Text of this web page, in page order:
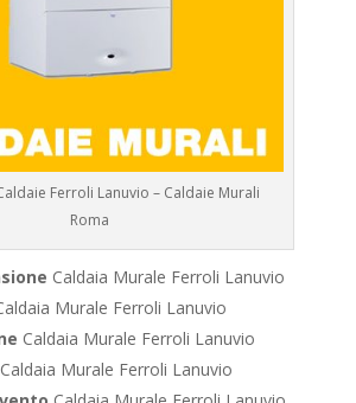
Ferroli Lanuvio – Caldaie Murali
Roma
Caldaia Murale Ferroli Lanuvio
Murale Ferroli Lanuvio
Caldaia Murale Ferroli Lanuvio
Caldaia Murale Ferroli Lanuvio